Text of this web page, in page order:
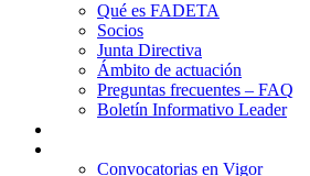
Qué es FADETA
Socios
Junta Directiva
Ámbito de actuación
Preguntas frecuentes – FAQ
Boletín Informativo Leader
Convocatorias en Vigor